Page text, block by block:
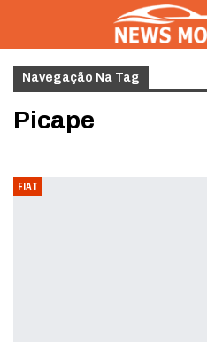
Navegação Na Tag
Picape
FIAT